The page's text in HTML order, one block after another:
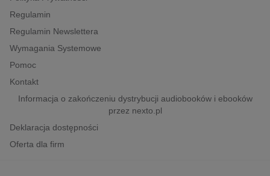
Regulamin
Regulamin Newslettera
Wymagania Systemowe
Pomoc
Kontakt
Informacja o zakończeniu dystrybucji audiobooków i ebooków
przez nexto.pl
Deklaracja dostępności
Oferta dla firm